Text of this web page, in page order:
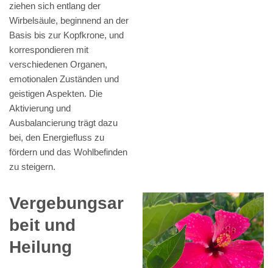
ziehen sich entlang der
Wirbelsäule, beginnend an der
Basis bis zur Kopfkrone, und
korrespondieren mit
verschiedenen Organen,
emotionalen Zuständen und
geistigen Aspekten. Die
Aktivierung und
Ausbalancierung trägt dazu
bei, den Energiefluss zu
fördern und das Wohlbefinden
zu steigern.
Vergebungsar
beit und
Heilung